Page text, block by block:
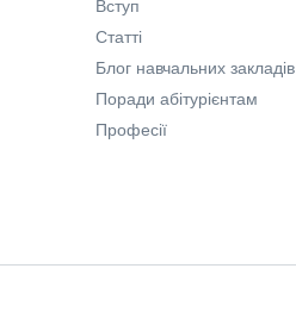
Вступ
Статті
Блог навчальних закладів
Поради абітурієнтам
Професії